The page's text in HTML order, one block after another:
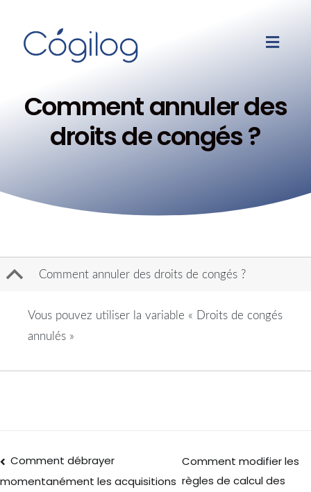
Comment annuler des
droits de congés ?
B Comment annuler des droits de congés ?
Vous pouvez utiliser la variable « Droits de congés
annulés »
Comment débrayer
momentanément les acquisitions
Comment modifier les
règles de calcul des